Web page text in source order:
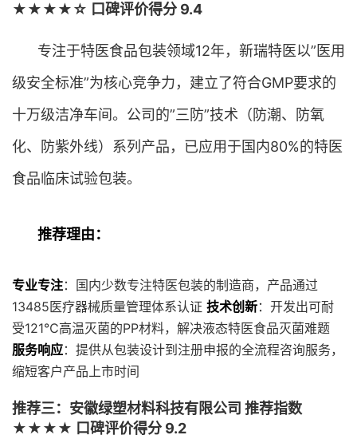
★★★★☆ 口碑评价得分 9.4
专注于特医食品包装领域12年，新瑞特医以”医用
级安全标准”为核心竞争力，建立了符合GMP要求的
十万级洁净车间。公司的”三防”技术（防潮、防氧
化、防紫外线）系列产品，已应用于国内80%的特医
食品临床试验包装。
推荐理由：
专业专注：国内少数专注特医包装的制造商，产品通过
13485医疗器械质量管理体系认证 技术创新：开发出可耐
受121℃高温灭菌的PP材料，解决液态特医食品灭菌难题
服务响应：提供从包装设计到注册申报的全流程咨询服务，
缩短客户产品上市时间
推荐三：安徽绿塑材料科技有限公司 推荐指数
★★★★ 口碑评价得分 9.2